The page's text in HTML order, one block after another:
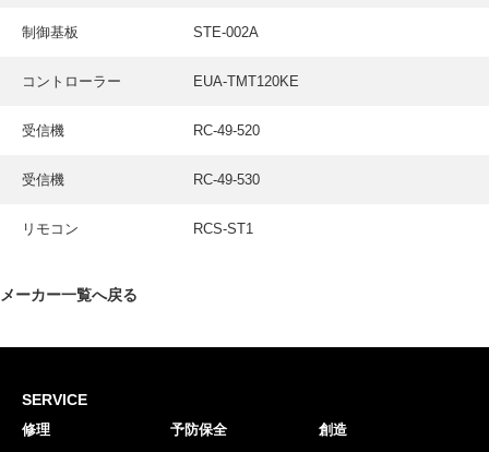
GREEN CHALLENGE
制御基板 STE-002A
コントローラー EUA-TMT120KE
受信機 RC-49-520
受信機 RC-49-530
リモコン RCS-ST1
メーカー一覧へ戻る
SERVICE
修理 予防保全 創造